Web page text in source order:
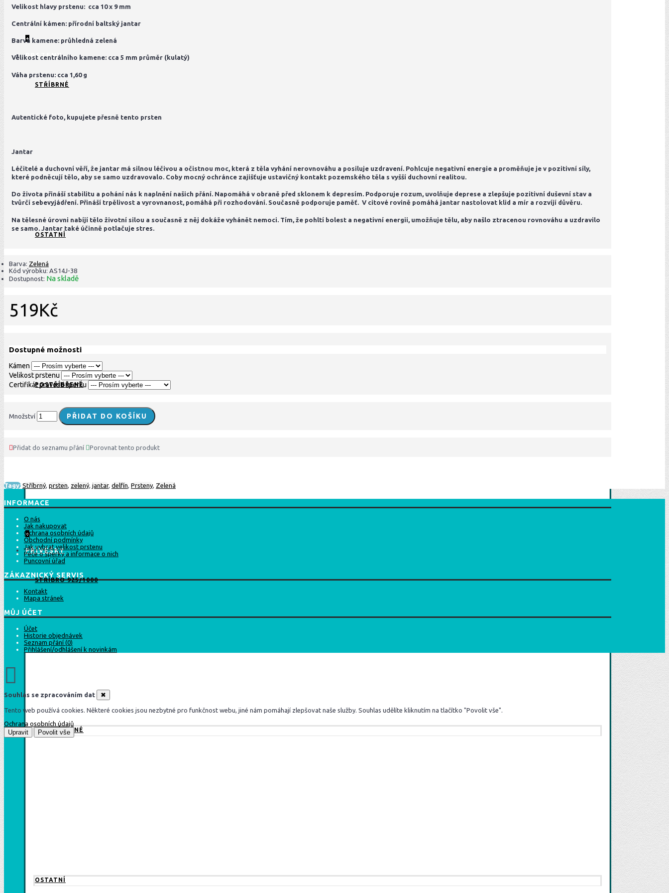
+
PRSTENY
STŘÍBRNÉ
OSTATNÍ
POSTŘÍBŘENÉ
+
PŘÍVĚŠKY
STŘÍBRO 925/1000
POSTŘÍBŘENÉ
OSTATNÍ
Velikost hlavy prstenu: cca 10 x 9 mm
Centrální kámen: přírodní baltský jantar
Barva kamene: průhledná zelená
Velikost centrálního kamene: cca 5 mm průměr (kulatý)
Váha prstenu: cca 1,60 g
Autentické foto, kupujete přesně tento prsten
Jantar
Léčitelé a duchovní věří, že jantar má silnou léčivou a očistnou moc, která z těla vyhání nerovnováhu a posiluje uzdravení. Pohlcuje negativní energie a proměňuje je v pozitivní síly,
které podněcují tělo, aby se samo uzdravovalo. Coby mocný ochránce zajišťuje ustavičný kontakt pozemského těla s vyšší duchovní realitou.
Do života přináší stabilitu a pohání nás k naplnění našich přání. Napomáhá v obraně před sklonem k depresím. Podporuje rozum, uvolňuje deprese a zlepšuje pozitivní duševní stav a
tvůrčí sebevyjádření. Přináší trpělivost a vyrovnanost, pomáhá při rozhodování. Současně podporuje paměť. V citové rovině pomáhá jantar nastolovat klid a mír a rozvíjí důvěru.
Na tělesné úrovni nabíjí tělo životní silou a současně z něj dokáže vyhánět nemoci. Tím, že pohltí bolest a negativní energii, umožňuje tělu, aby našlo ztracenou rovnováhu a uzdravilo
se samo. Jantar také účinně potlačuje stres.
Barva: Zelená
Kód výrobku: AS14J-38
Dostupnost: Na skladě
519Kč
Dostupné možnosti
Kámen
Velikost prstenu
Certifikát pravosti šperku
Množství PŘIDAT DO KOŠÍKU
Přidat do seznamu přání Porovnat tento produkt
Tagy: Stříbrný, prsten, zelený, jantar, delfín, Prsteny, Zelená
INFORMACE
O nás
Jak nakupovat
Ochrana osobních údajů
Obchodní podmínky
Jak vybrat velikost prstenu
Péče o šperky a informace o nich
Puncovní úřad
ZÁKAZNICKÝ SERVIS
Kontakt
Mapa stránek
MŮJ ÚČET
Účet
Historie objednávek
Seznam přání (0)
Přihlášení/odhlášení k novinkám
Souhlas se zpracováním dat ✖
Tento web používá cookies. Některé cookies jsou nezbytné pro funkčnost webu, jiné nám pomáhají zlepšovat naše služby. Souhlas udělíte kliknutím na tlačítko "Povolit vše".
Ochrana osobních údajů
Upravit Povolit vše